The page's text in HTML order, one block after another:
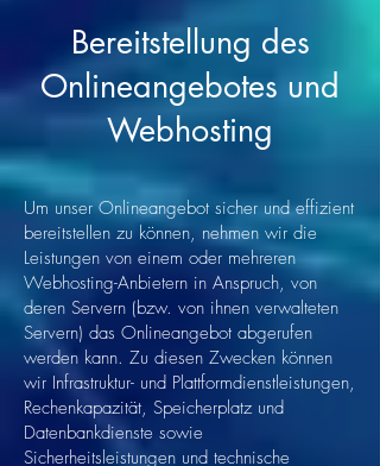
Bereitstellung des
Onlineangebotes und
Webhosting
Um unser Onlineangebot sicher und effizient
bereitstellen zu können, nehmen wir die
Leistungen von einem oder mehreren
Webhosting-Anbietern in Anspruch, von
deren Servern (bzw. von ihnen verwalteten
Servern) das Onlineangebot abgerufen
werden kann. Zu diesen Zwecken können
wir Infrastruktur- und Plattformdienstleistungen,
Rechenkapazität, Speicherplatz und
Datenbankdienste sowie
Sicherheitsleistungen und technische